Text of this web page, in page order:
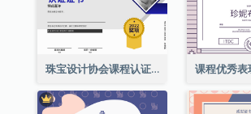
珠宝设计协会课程认证证书